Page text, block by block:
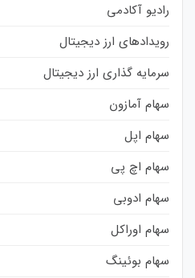
رادیو آکادمی
رویدادهای ارز دیجیتال
سرمایه گذاری ارز دیجیتال
سهام آمازون
سهام اپل
سهام اچ پی
سهام ادوبی
سهام اوراکل
سهام بوئینگ